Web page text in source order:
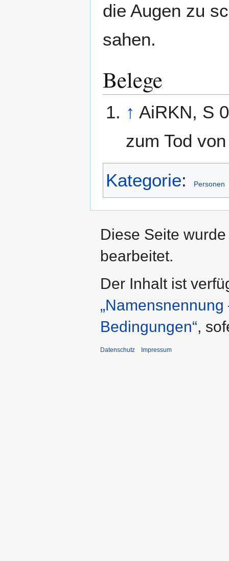
die Augen zu
sahen.
Belege
↑ AiRKN, S
zum Tod
Kategorie: Personen
Diese Seite
bearbeitet.
Der Inhalt ist
Bedingungen“,
Datenschutz Impressum